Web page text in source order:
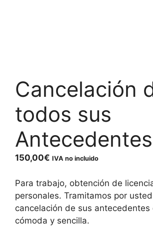
Cancelación
todos sus
Antecedentes
150,00€ IVA no incluido
Para trabajo, obtención de
personales. Tramitamos por
cancelación de sus antecedentes
cómoda y sencilla.